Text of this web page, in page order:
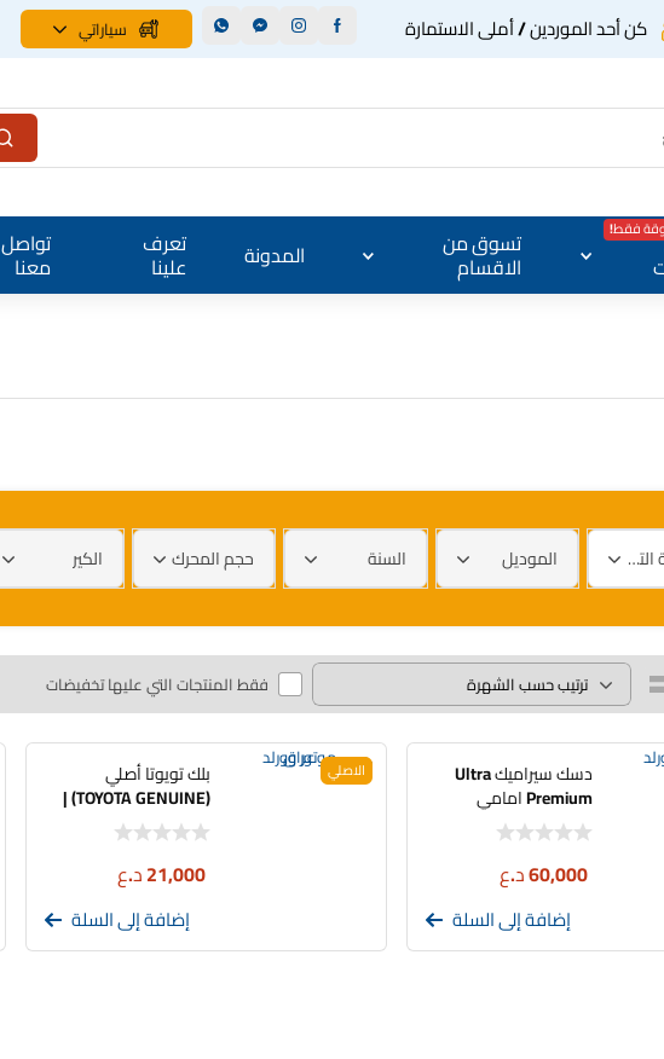
كن أحد الموردين / أملى الاستمارة سياراتي
فقط! تسوق من
الاقسام المدونة تعرف
علينا
تواصل
معنا
العلامة التجارية الموديل السنة حجم المحرك الكير
فقط المنتجات التي عليها تخفيضات
دسك سيراميك Ultra
Premium امامي
ADVICS راف فور –
كامري – كراون
60,000د.ع
إضافة إلى السلة
الاصلي بلك تويوتا أصلي
(TOYOTA GENUINE) |
FK20HR11 | 90919-
01247 | 2GR
21,000د.ع
إضافة إلى السلة